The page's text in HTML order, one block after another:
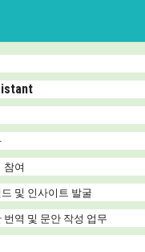
참여
및 인사이트 발굴
역 및 문안 작성 업무